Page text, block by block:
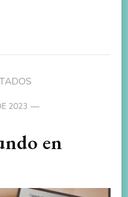
2023
en